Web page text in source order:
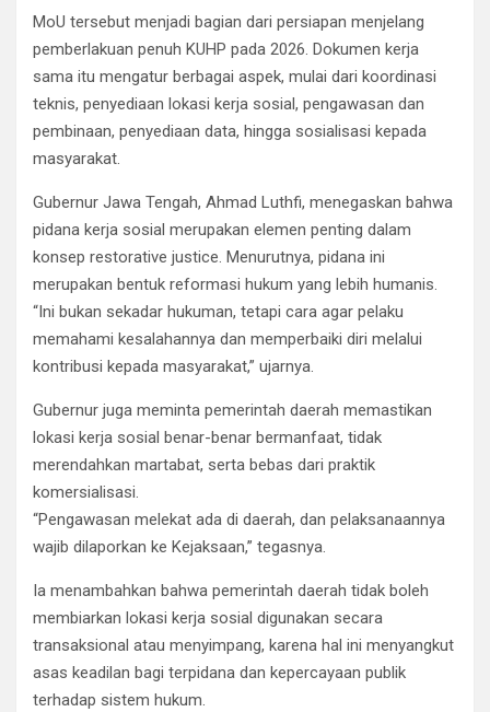
MoU tersebut menjadi bagian dari persiapan menjelang
pemberlakuan penuh KUHP pada 2026. Dokumen kerja
sama itu mengatur berbagai aspek, mulai dari koordinasi
teknis, penyediaan lokasi kerja sosial, pengawasan dan
pembinaan, penyediaan data, hingga sosialisasi kepada
masyarakat.
Gubernur Jawa Tengah, Ahmad Luthfi, menegaskan bahwa
pidana kerja sosial merupakan elemen penting dalam
konsep restorative justice. Menurutnya, pidana ini
merupakan bentuk reformasi hukum yang lebih humanis.
“Ini bukan sekadar hukuman, tetapi cara agar pelaku
memahami kesalahannya dan memperbaiki diri melalui
kontribusi kepada masyarakat,” ujarnya.
Gubernur juga meminta pemerintah daerah memastikan
lokasi kerja sosial benar-benar bermanfaat, tidak
merendahkan martabat, serta bebas dari praktik
komersialisasi.
“Pengawasan melekat ada di daerah, dan pelaksanaannya
wajib dilaporkan ke Kejaksaan,” tegasnya.
Ia menambahkan bahwa pemerintah daerah tidak boleh
membiarkan lokasi kerja sosial digunakan secara
transaksional atau menyimpang, karena hal ini menyangkut
asas keadilan bagi terpidana dan kepercayaan publik
terhadap sistem hukum.